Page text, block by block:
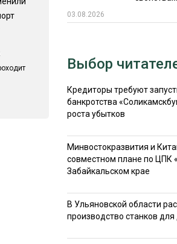
03.08.2026
Выбор
Кредиторы требуют
банкротства
роста убытков
Минвостокразвития и
совместном плане по ЦПК
Забайкальском крае
В Ульяновской области
производство станков